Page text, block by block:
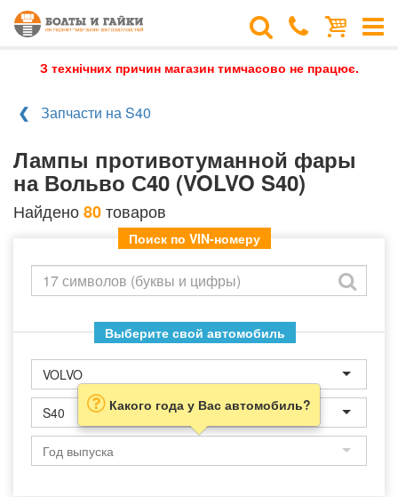
З технічних причин магазин тимчасово не працює.
Запчасти на S40
Лампы противотуманной фары
на Вольво С40 (VOLVO S40)
Найдено80товаров
Поиск по VIN-номеру
Выберите свой автомобиль
VOLVO
S40 Какого года у Вас автомобиль?